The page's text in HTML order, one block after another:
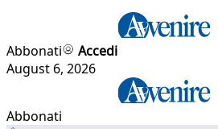
Abbonati
Accedi
August 6, 2026
Abbonati